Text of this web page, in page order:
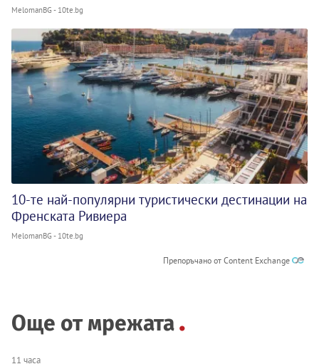
MelomanBG - 10te.bg
10-те най-популярни туристически дестинации на
Френската Ривиера
MelomanBG - 10te.bg
Препоръчано от Content Exchange
Още от мрежата
11 часа